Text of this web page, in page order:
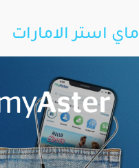
استر الامارات